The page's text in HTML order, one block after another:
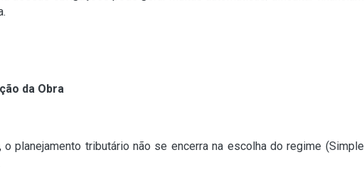
da Obra
planejamento tributário não se encerra na escolha do regime